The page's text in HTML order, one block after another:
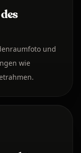
und
wie